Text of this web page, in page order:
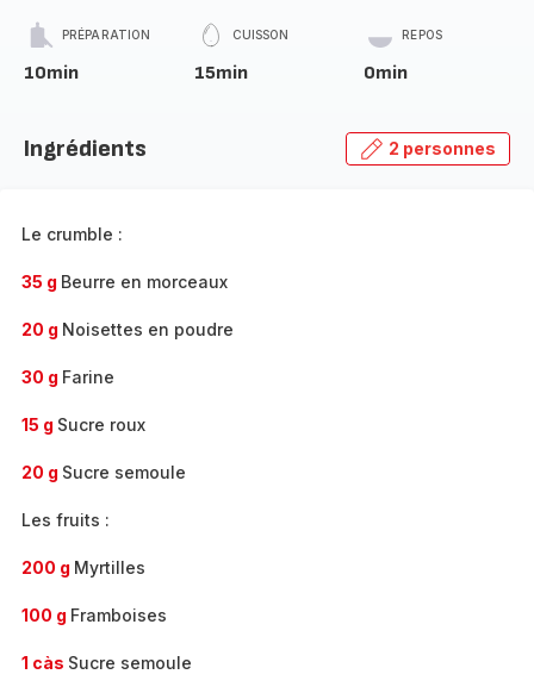
PRÉPARATION
10min
CUISSON
15min
REPOS
0min
Ingrédients 2 personnes
Le crumble :
35 g Beurre en morceaux
20 g Noisettes en poudre
30 g Farine
15 g Sucre roux
20 g Sucre semoule
Les fruits :
200 g Myrtilles
100 g Framboises
1 càs Sucre semoule